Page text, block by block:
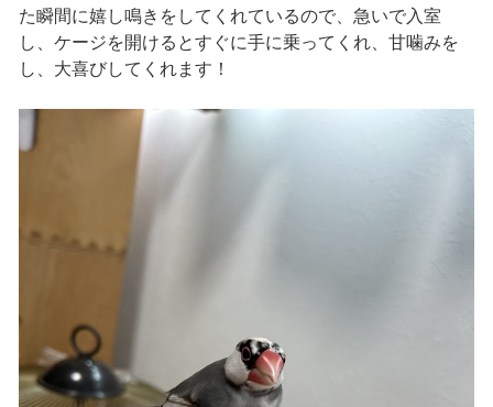
た瞬間に嬉し鳴きをしてくれているので、急いで入室
し、ケージを開けるとすぐに手に乗ってくれ、甘噛みを
し、大喜びしてくれます！